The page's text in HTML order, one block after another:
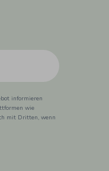
informieren
wie
mit Dritten, wenn